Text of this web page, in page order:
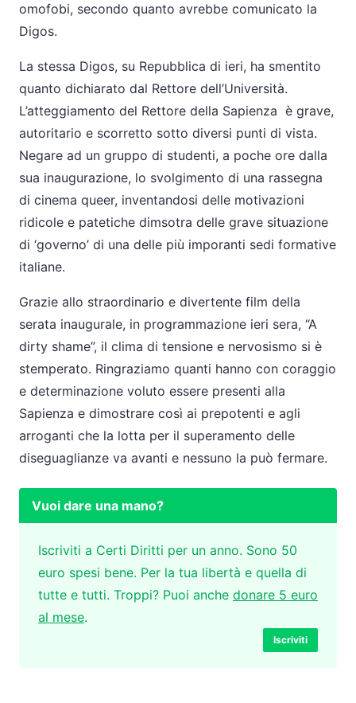
omofobi, secondo quanto avrebbe comunicato la
Digos.
La stessa Digos, su Repubblica di ieri, ha smentito
quanto dichiarato dal Rettore dell’Università.
L’atteggiamento del Rettore della Sapienza è grave,
autoritario e scorretto sotto diversi punti di vista.
Negare ad un gruppo di studenti, a poche ore dalla
sua inaugurazione, lo svolgimento di una rassegna
di cinema queer, inventandosi delle motivazioni
ridicole e patetiche dimsotra delle grave situazione
di ‘governo’ di una delle più imporanti sedi formative
italiane.
Grazie allo straordinario e divertente film della
serata inaugurale, in programmazione ieri sera, “A
dirty shame”, il clima di tensione e nervosismo si è
stemperato. Ringraziamo quanti hanno con coraggio
e determinazione voluto essere presenti alla
Sapienza e dimostrare così ai prepotenti e agli
arroganti che la lotta per il superamento delle
diseguaglianze va avanti e nessuno la può fermare.
Vuoi dare una mano?
Iscriviti a Certi Diritti per un anno. Sono 50
euro spesi bene. Per la tua libertà e quella di
tutte e tutti. Troppi? Puoi anche donare 5 euro
al mese.
Iscriviti